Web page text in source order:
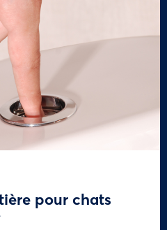
pour chats